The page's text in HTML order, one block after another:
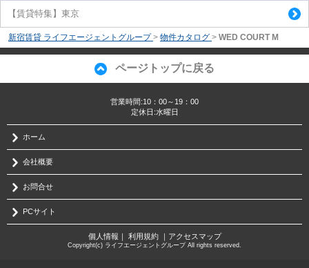
【賃貸特集】東京
新宿賃貸 ライフエージェントグループ > 物件カタログ > WED COURT M
ページトップに戻る
営業時間:10：00～19：00
定休日:水曜日
ホーム
会社概要
お問合せ
PCサイト
個人情報 利用規約｜ アクセスマップ
Copyright(c) ライフエージェントグループ All rights reserved.